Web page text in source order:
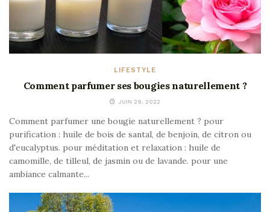
LIFESTYLE
Comment parfumer ses bougies naturellement ?
JUIN 29, 2022
Comment parfumer une bougie naturellement ? pour
purification : huile de bois de santal, de benjoin, de citron ou
d'eucalyptus. pour méditation et relaxation : huile de
camomille, de tilleul, de jasmin ou de lavande. pour une
ambiance calmante...